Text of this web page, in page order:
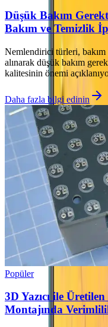
Düşük Bakım
Bakım ve Temizlik
Nemlendirici türleri,
alınarak düşük bakım
kalitesinin önemi
Daha fazla bilgi edinin
Popüler
3D Yazıcı ile
Montajında